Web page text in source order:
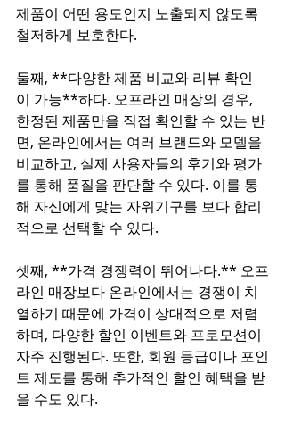
제품이 어떤 용도인지 노출되지 않도록
철저하게 보호한다.
둘째, **다양한 제품 비교와 리뷰 확인
이 가능**하다. 오프라인 매장의 경우,
한정된 제품만을 직접 확인할 수 있는 반
면, 온라인에서는 여러 브랜드와 모델을
비교하고, 실제 사용자들의 후기와 평가
를 통해 품질을 판단할 수 있다. 이를 통
해 자신에게 맞는 자위기구를 보다 합리
적으로 선택할 수 있다.
셋째, **가격 경쟁력이 뛰어나다.** 오프
라인 매장보다 온라인에서는 경쟁이 치
열하기 때문에 가격이 상대적으로 저렴
하며, 다양한 할인 이벤트와 프로모션이
자주 진행된다. 또한, 회원 등급이나 포인
트 제도를 통해 추가적인 할인 혜택을 받
을 수도 있다.